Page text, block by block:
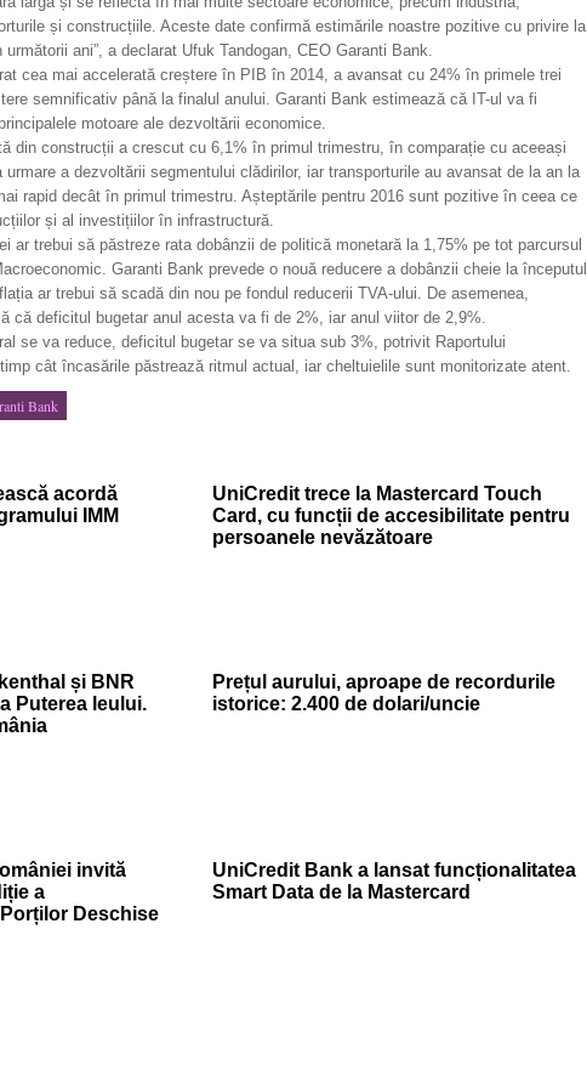
și construcțiile. Aceste date confirmă estimările noastre pozitive cu privire la
ani”, a declarat Ufuk Tandogan, CEO Garanti Bank.
cea mai accelerată creștere în PIB în 2014, a avansat cu 24% în primele trei
semnificativ până la finalul anului. Garanti Bank estimează că IT-ul va fi
motoare ale dezvoltării economice.
din construcții a crescut cu 6,1% în primul trimestru, în comparație cu aceeași
urmare a dezvoltării segmentului clădirilor, iar transporturile au avansat de la an la
rapid decât în primul trimestru. Așteptările pentru 2016 sunt pozitive în ceea ce
și al investițiilor în infrastructură.
ar trebui să păstreze rata dobânzii de politică monetară la 1,75% pe tot parcursul
Garanti Bank prevede o nouă reducere a dobânzii cheie la începutul
ar trebui să scadă din nou pe fondul reducerii TVA-ului. De asemenea,
că deficitul bugetar anul acesta va fi de 2%, iar anul viitor de 2,9%.
se va reduce, deficitul bugetar se va situa sub 3%, potrivit Raportului
cât încasările păstrează ritmul actual, iar cheltuielile sunt monitorizate atent.
Bank
acordă
IMM
UniCredit trece la Mastercard Touch
Card, cu funcții de accesibilitate pentru
persoanele nevăzătoare
și BNR
Puterea leului.
Prețul aurului, aproape de recordurile
istorice: 2.400 de dolari/uncie
invită
a
Deschise
UniCredit Bank a lansat funcționalitatea
Smart Data de la Mastercard